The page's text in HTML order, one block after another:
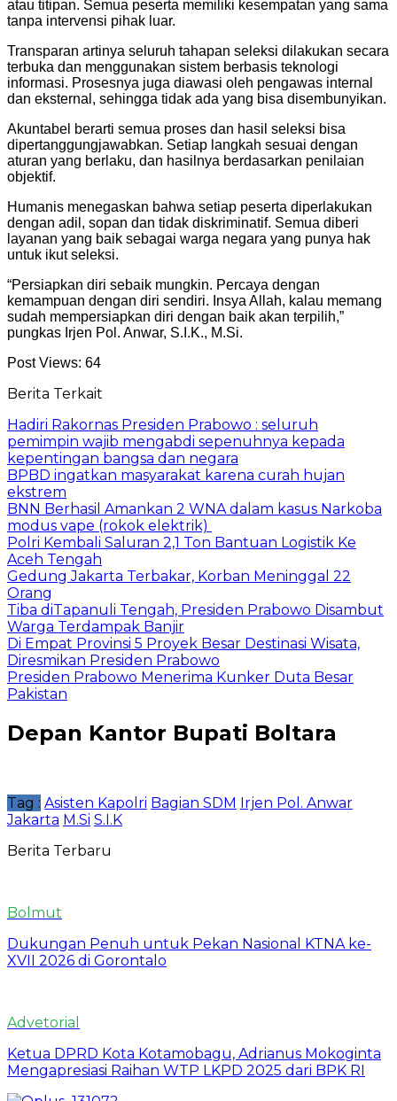
atau titipan. Semua peserta memiliki kesempatan yang sama
tanpa intervensi pihak luar.
Transparan artinya seluruh tahapan seleksi dilakukan secara
terbuka dan menggunakan sistem berbasis teknologi
informasi. Prosesnya juga diawasi oleh pengawas internal
dan eksternal, sehingga tidak ada yang bisa disembunyikan.
Akuntabel berarti semua proses dan hasil seleksi bisa
dipertanggungjawabkan. Setiap langkah sesuai dengan
aturan yang berlaku, dan hasilnya berdasarkan penilaian
objektif.
Humanis menegaskan bahwa setiap peserta diperlakukan
dengan adil, sopan dan tidak diskriminatif. Semua diberi
layanan yang baik sebagai warga negara yang punya hak
untuk ikut seleksi.
“Persiapkan diri sebaik mungkin. Percaya dengan
kemampuan dengan diri sendiri. Insya Allah, kalau memang
sudah mempersiapkan diri dengan baik akan terpilih,”
pungkas Irjen Pol. Anwar, S.I.K., M.Si.
Post Views: 64
Berita Terkait
Hadiri Rakornas Presiden Prabowo : seluruh
pemimpin wajib mengabdi sepenuhnya kepada
kepentingan bangsa dan negara
BPBD ingatkan masyarakat karena curah hujan
ekstrem
BNN Berhasil Amankan 2 WNA dalam kasus Narkoba
modus vape (rokok elektrik)
Polri Kembali Saluran 2,1 Ton Bantuan Logistik Ke
Aceh Tengah
Gedung Jakarta Terbakar, Korban Meninggal 22
Orang
Tiba diTapanuli Tengah, Presiden Prabowo Disambut
Warga Terdampak Banjir
Di Empat Provinsi 5 Proyek Besar Destinasi Wisata,
Diresmikan Presiden Prabowo
Presiden Prabowo Menerima Kunker Duta Besar
Pakistan
Depan Kantor Bupati Boltara
Tag : Asisten Kapolri Bagian SDM Irjen Pol. Anwar
Jakarta M.Si S.I.K
Berita Terbaru
Bolmut
Dukungan Penuh untuk Pekan Nasional KTNA ke-
XVII 2026 di Gorontalo
Advetorial
Ketua DPRD Kota Kotamobagu, Adrianus Mokoginta
Mengapresiasi Raihan WTP LKPD 2025 dari BPK RI